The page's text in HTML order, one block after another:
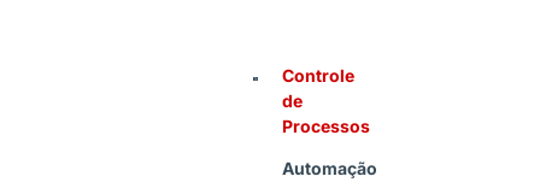
Controle
de
Processos
Automação